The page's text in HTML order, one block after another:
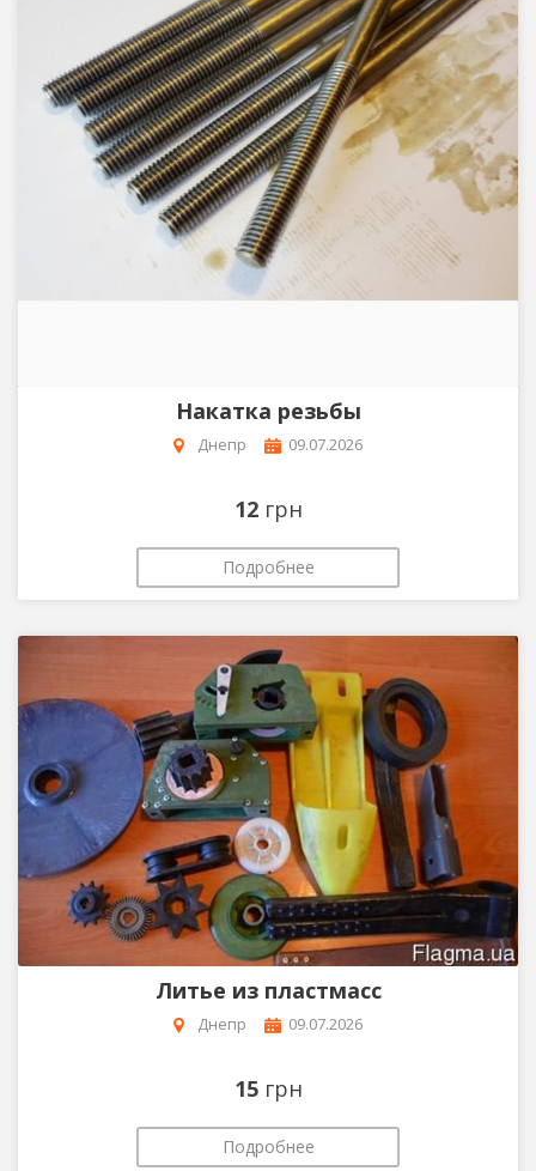
Накатка резьбы
Днепр 09.07.2026
12 грн
Подробнее
Литье из пластмасс
Днепр 09.07.2026
15 грн
Подробнее